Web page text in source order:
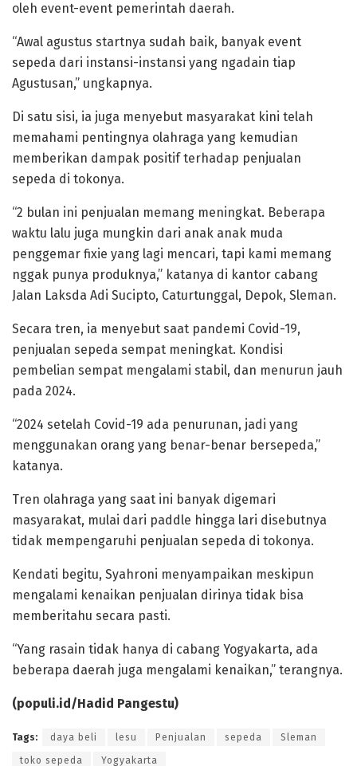
oleh event-event pemerintah daerah.
“Awal agustus startnya sudah baik, banyak event
sepeda dari instansi-instansi yang ngadain tiap
Agustusan,” ungkapnya.
Di satu sisi, ia juga menyebut masyarakat kini telah
memahami pentingnya olahraga yang kemudian
memberikan dampak positif terhadap penjualan
sepeda di tokonya.
“2 bulan ini penjualan memang meningkat. Beberapa
waktu lalu juga mungkin dari anak anak muda
penggemar fixie yang lagi mencari, tapi kami memang
nggak punya produknya,” katanya di kantor cabang
Jalan Laksda Adi Sucipto, Caturtunggal, Depok, Sleman.
Secara tren, ia menyebut saat pandemi Covid-19,
penjualan sepeda sempat meningkat. Kondisi
pembelian sempat mengalami stabil, dan menurun jauh
pada 2024.
“2024 setelah Covid-19 ada penurunan, jadi yang
menggunakan orang yang benar-benar bersepeda,”
katanya.
Tren olahraga yang saat ini banyak digemari
masyarakat, mulai dari paddle hingga lari disebutnya
tidak mempengaruhi penjualan sepeda di tokonya.
Kendati begitu, Syahroni menyampaikan meskipun
mengalami kenaikan penjualan dirinya tidak bisa
memberitahu secara pasti.
“Yang rasain tidak hanya di cabang Yogyakarta, ada
beberapa daerah juga mengalami kenaikan,” terangnya.
(populi.id/Hadid Pangestu)
Tags: daya beli lesu Penjualan sepeda Sleman
toko sepeda Yogyakarta